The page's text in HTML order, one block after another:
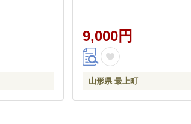
9,000円
山形県 最上町